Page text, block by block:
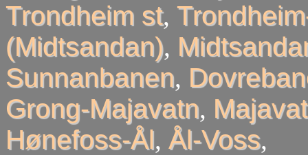
Trondheim st,
(Midtsandan),
Sunnanbanen,
Grong-Majavatn,
Hønefoss-Ål, Ål-Voss,